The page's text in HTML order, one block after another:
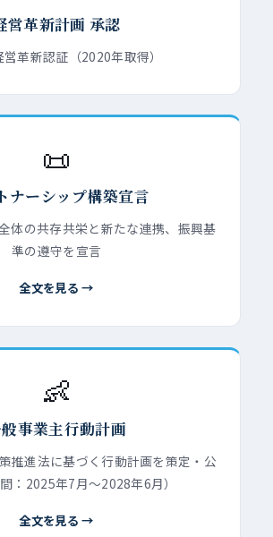
営革新計画 承認
営革新認証（2020年取得）
📜
ナーシップ構築宣言
体の共存共栄と新たな連携、振興基
準の遵守を宣言
全文を見る →
👶
事業主行動計画
推進法に基づく行動計画を策定・公
：2025年7月〜2028年6月）
全文を見る →